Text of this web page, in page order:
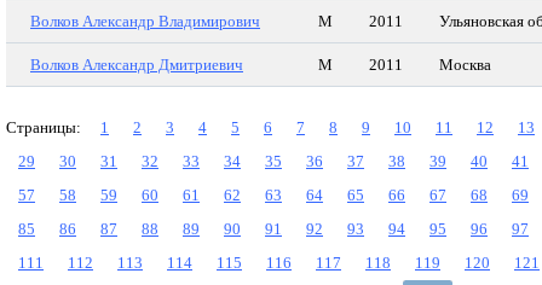
Волков Александр Владимирович М 2011 Ульяновская
Волков Александр Дмитриевич М 2011 Москва
Страницы: 1 2 3 4 5 6 7 8 9 10 11 12
13
29
30 31 32 33 34 35 36 37 38 39 40
41
57
58 59 60 61 62 63 64 65 66 67 68
69
85
86 87 88 89 90 91 92 93 94 95 96
97
111
112 113 114 115 116 117 118 119 120
121